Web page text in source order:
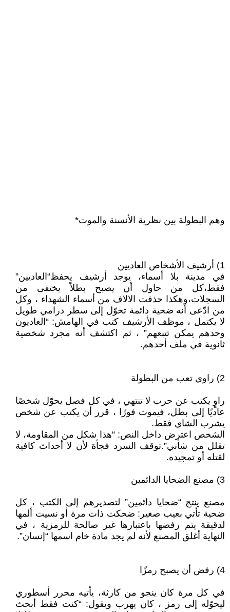
وهم البطولة بين نظرية الأنسنة والموت*
1) أرشيف الأشخاص العاديين
في مدينة بلا أسماء، يوجد أرشيف يحفظ“العاديين”
فقط،كل من حاول أن يصبح بطلاً يختفى من
السجلات،وهكذا حذفت الالاف من أسماء الشهداء ، وكل
من ادّعى أنه ضحية دائمة تحوّل إلى سطر درامي طويل
لا يكتمل ، موظف الأرشيف كتب في الهامش: “العاديون
وحدهم يمكن تتبعهم” ، ثم اكتشف أنه مجرد شخصية
ثانوية في ملف أحدهم.
2) راوي تعب من البطولة
راوٍ يكتب عن حرب لا تنتهي ، في كل فصل يحوّل شخصًا
عاديًا إلى بطل، فيموت فورًا ، قرر أن يكتب عن شخص
يشرب الشاي فقط.
الشخص اعترض داخل النص: “هذا شكل من المقاومة، لا
تقلل من شأني”.توقف السرد فجأة لأن لا أحداث كافية
لقتله أو تمجيده.
3) مصنع الضحايا الدائمين
مصنع ينتج “ضحايا دائمين” لتصديرهم إلى الكتب ، كل
ضحية تأتي بعيب صغير: ضحكت ذات مرة أو نسيت ألمها
لدقيقة يتم رفضها باعتبارها غير صالحة للرمزية ، في
النهاية أغلق المصنع لأنه لم يجد مادة خام اسمها “إنسان”.
4) رفض أن يصبح رمزًا
في كل مرة كان ينجو من كارثة، يأتيه محرر أسطوري
ليحوّله إلى رمز ، كان يهرب ويقول: “كنت فقط أبحث